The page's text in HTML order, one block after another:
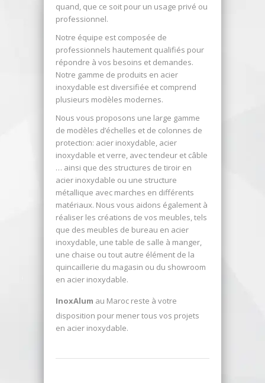
quand, que ce soit pour un usage privé ou
professionnel.
Notre équipe est composée de
professionnels hautement qualifiés pour
répondre à vos besoins et demandes.
Notre gamme de produits en acier
inoxydable est diversifiée et comprend
plusieurs modèles modernes.
Nous vous proposons une large gamme
de modèles d’échelles et de colonnes de
protection: acier inoxydable, acier
inoxydable et verre, avec tendeur et câble
… ainsi que des structures de tiroir en
acier inoxydable ou une structure
métallique avec marches en différents
matériaux. Nous vous aidons également à
réaliser les créations de vos meubles, tels
que des meubles de bureau en acier
inoxydable, une table de salle à manger,
une chaise ou tout autre élément de la
quincaillerie du magasin ou du showroom
en acier inoxydable.
InoxAlum au Maroc reste à votre
disposition pour mener tous vos projets
en acier inoxydable.